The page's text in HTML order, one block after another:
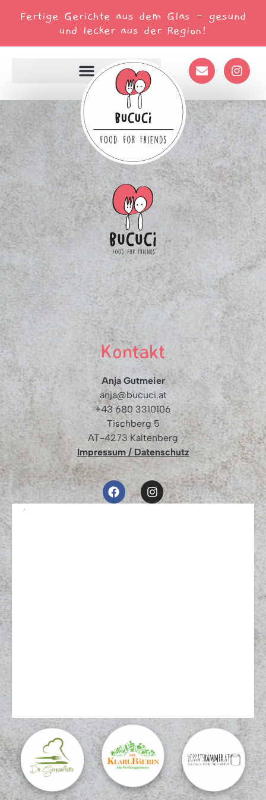
Fertige Gerichte aus dem Glas - gesund
und lecker aus der Region!
Kontakt
Anja Gutmeier
anja@bucuci.at
+43 680 3310106
Tischberg 5
AT-4273 Kaltenberg
Impressum / Datenschutz